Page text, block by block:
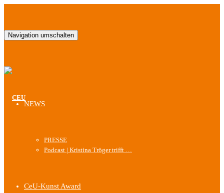
Navigation umschalten
NEWS
PRESSE
Podcast | Kristina Tröger trifft …
CeU-Kunst Award